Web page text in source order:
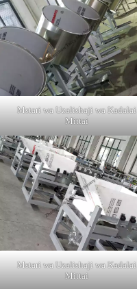
Mstari wa Uzalishaji wa Kadalai
Mittai
Mstari wa Uzalishaji wa Kadalai
Mittai